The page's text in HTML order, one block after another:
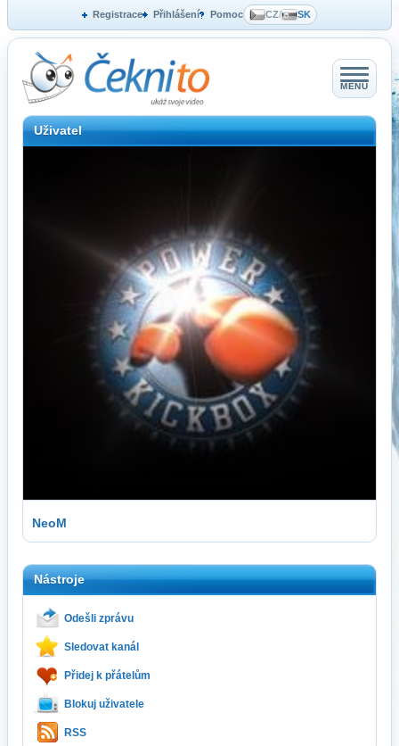
Registrace Přihlášení Pomoc CZ/ SK
MENU
Uživatel
NeoM
Nástroje
Odešli zprávu
Sledovat kanál
Přidej k přátelům
Blokuj uživatele
RSS